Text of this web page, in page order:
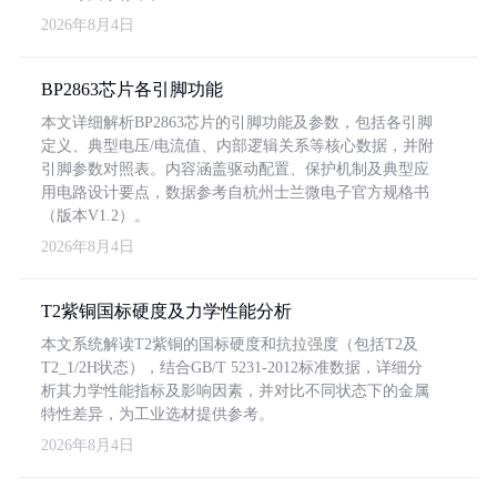
2026年8月4日
BP2863芯片各引脚功能
本文详细解析BP2863芯片的引脚功能及参数，包括各引脚
定义、典型电压/电流值、内部逻辑关系等核心数据，并附
引脚参数对照表。内容涵盖驱动配置、保护机制及典型应
用电路设计要点，数据参考自杭州士兰微电子官方规格书
（版本V1.2）。
2026年8月4日
T2紫铜国标硬度及力学性能分析
本文系统解读T2紫铜的国标硬度和抗拉强度（包括T2及
T2_1/2H状态），结合GB/T 5231-2012标准数据，详细分
析其力学性能指标及影响因素，并对比不同状态下的金属
特性差异，为工业选材提供参考。
2026年8月4日